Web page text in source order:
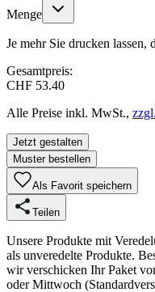
Menge
Je mehr Sie drucken
Gesamtpreis:
CHF 53.40
Alle Preise inkl. MwSt.,
Jetzt gestalten
Muster bestellen
Als Favorit speichern
Teilen
Unsere Produkte mit
als unveredelte Produkte.
wir verschicken Ihr Paket
oder Mittwoch